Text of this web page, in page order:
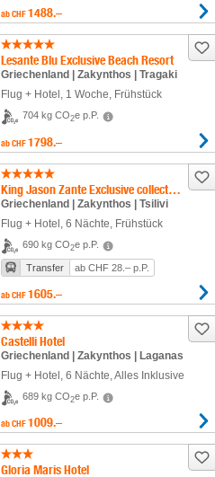
ab CHF 1488.–
Lesante Blu Exclusive Beach Resort
Griechenland | Zakynthos | Tragaki
Flug + Hotel 1 Woche , Frühstück
704 kg CO2e p.P.
ab CHF 1798.–
King Jason Zante Exclusive collection by Louis Hotels
Griechenland | Zakynthos | Tsilivi
Flug + Hotel 6 Nächte , Frühstück
690 kg CO2e p.P.
Transfer ab CHF 28.– p.P.
ab CHF 1605.–
Castelli Hotel
Griechenland | Zakynthos | Laganas
Flug + Hotel 6 Nächte , Alles Inklusive
689 kg CO2e p.P.
ab CHF 1009.–
Gloria Maris Hotel